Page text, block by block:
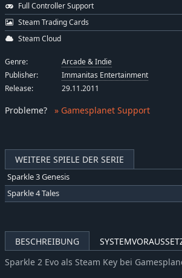
WEITERE SPIELE DER SERIE
Sparkle 3 Genesis
Sparkle 4 Tales
BESCHREIBUNG
Sparkle 2 Evo als Steam Key bei
Full Controller Support
Steam Trading Cards
Steam Cloud
Genre:
Arcade & Indie
Publisher:
Immanitas Entertainment
Release:
29.11.2011
Probleme? » Gamesplanet Support